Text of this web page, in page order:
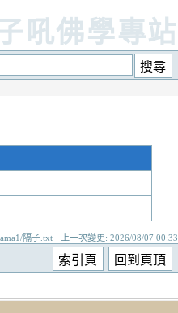
吼佛學專站
隔子.txt · 上一次變更: 2026/08/07 00:33